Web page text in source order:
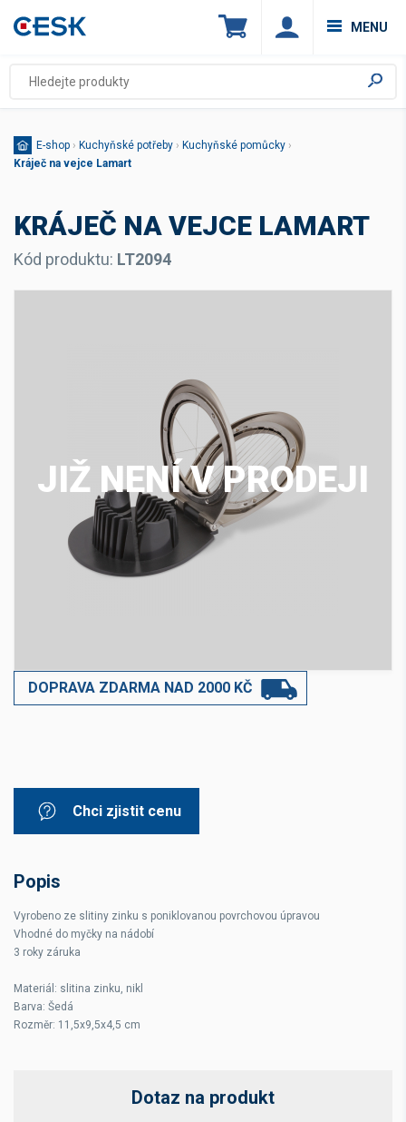
MENU
E-shop › Kuchyňské potřeby › Kuchyňské pomůcky ›
Kráječ na vejce Lamart
KRÁJEČ NA VEJCE LAMART
Kód produktu: LT2094
JIŽ NENÍ V PRODEJI
DOPRAVA ZDARMA NAD 2000 KČ
Chci zjistit cenu
Popis
Vyrobeno ze slitiny zinku s poniklovanou povrchovou úpravou
Vhodné do myčky na nádobí
3 roky záruka
Materiál: slitina zinku, nikl
Barva: Šedá
Rozměr: 11,5x9,5x4,5 cm
Dotaz na produkt